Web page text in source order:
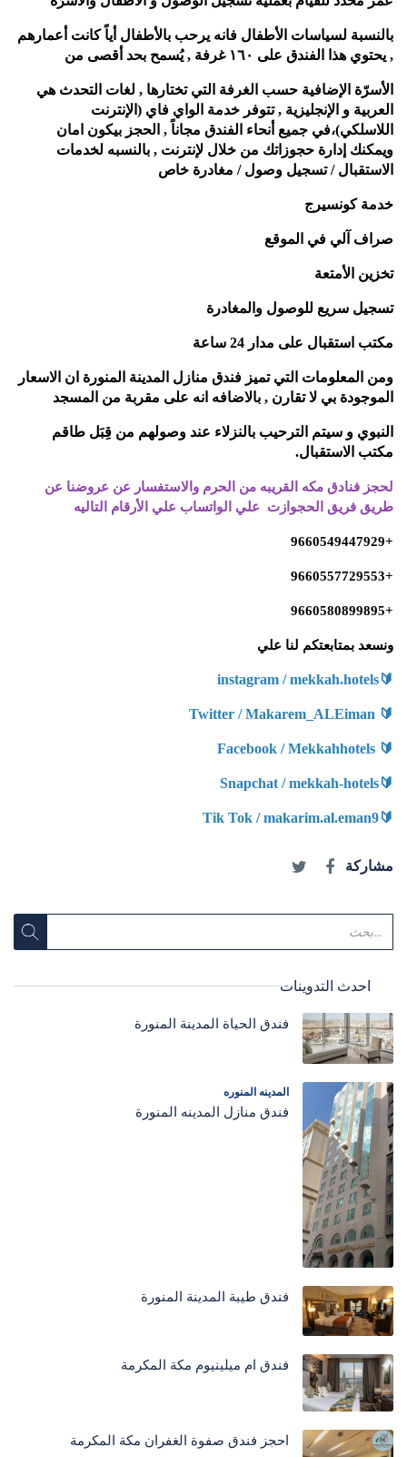
بالنسبة لسياسات الأطفال فانه يرحب بالأطفال أياً كانت أعمارهم
, يحتوي هذا الفندق على ١٦٠ غرفة , يُسمح بحد أقصى من
الأسرّة الإضافية حسب الغرفة التي تختارها , لغات التحدث هي
العربية و الإنجليزية ,تتوفر خدمة الواي فاي (الإنترنت
اللاسلكي)،في جميع أنحاء الفندق مجاناً , الحجز بيكون امان
ويمكنك إدارة حجوزاتك من خلال لإنترنت , بالنسبه لخدمات
الاستقبال /تسجيل وصول / مغادرة خاص
خدمة كونسيرج
صراف آلي في الموقع
تخزين الأمتعة
تسجيل سريع للوصول والمغادرة
مكتب استقبال على مدار 24 ساعة
ومن المعلومات التي تميز فندق منازل المدينة المنورة ان الاسعار
الموجودة بي لا تقارن , بالاضافه انه على مقربة من المسجد
النبوي و سيتم الترحيب بالنزلاء عند وصولهم من قِبَل طاقم
مكتب الاستقبال.
لحجز فنادق مكه القريبه من الحرم والاستفسار عن عروضنا عن
طريق فريق الحجوازت علي الواتساب علي الأرقام التاليه
+9660549447929
+9660557729553
+9660580899895
ونسعد بمتابعتكم لنا علي
🔰
instagram / mekkah.hotels
🔰
🔰
🔰
Snapchat / mekkah-hotels
🔰
Tik Tok / makarim.al.eman9
مشاركة
احدث التدوينات
فندق الحياة المدينة المنورة
المدينه المنوره
فندق منازل المدينه المنورة
فندق طيبة المدينة المنورة
فندق ام ميلينيوم مكة المكرمة
احجز فندق صفوة الغفران مكة المكرمة